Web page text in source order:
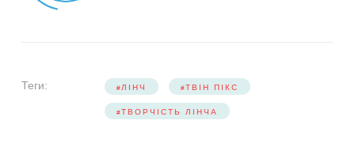
Теги: ЛІНЧ ТВІН ПІКС
ТВОРЧІСТЬ ЛІНЧА